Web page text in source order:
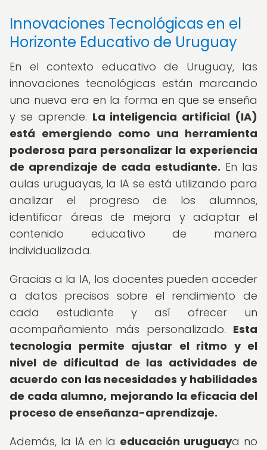
Innovaciones Tecnológicas en el
Horizonte Educativo de Uruguay
En el contexto educativo de Uruguay, las
innovaciones tecnológicas están marcando
una nueva era en la forma en que se enseña
y se aprende. La inteligencia artificial (IA)
está emergiendo como una herramienta
poderosa para personalizar la experiencia
de aprendizaje de cada estudiante. En las
aulas uruguayas, la IA se está utilizando para
analizar el progreso de los alumnos,
identificar áreas de mejora y adaptar el
contenido educativo de manera
individualizada.
Gracias a la IA, los docentes pueden acceder
a datos precisos sobre el rendimiento de
cada estudiante y así ofrecer un
acompañamiento más personalizado. Esta
tecnología permite ajustar el ritmo y el
nivel de dificultad de las actividades de
acuerdo con las necesidades y habilidades
de cada alumno, mejorando la eficacia del
proceso de enseñanza-aprendizaje.
Además, la IA en la educación uruguaya no